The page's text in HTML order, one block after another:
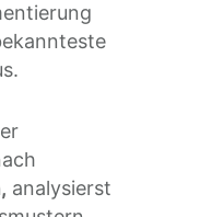
analysierst